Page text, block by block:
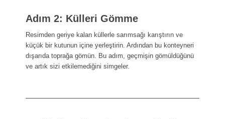
Adım 2: Külleri Gömme
Resimden geriye kalan küllerle sarımsağı karıştırın ve
küçük bir kutunun içine yerleştirin. Ardından bu konteyneri
dışarıda toprağa gömün. Bu adım, geçmişin gömüldüğünü
ve artık sizi etkilemediğini simgeler.